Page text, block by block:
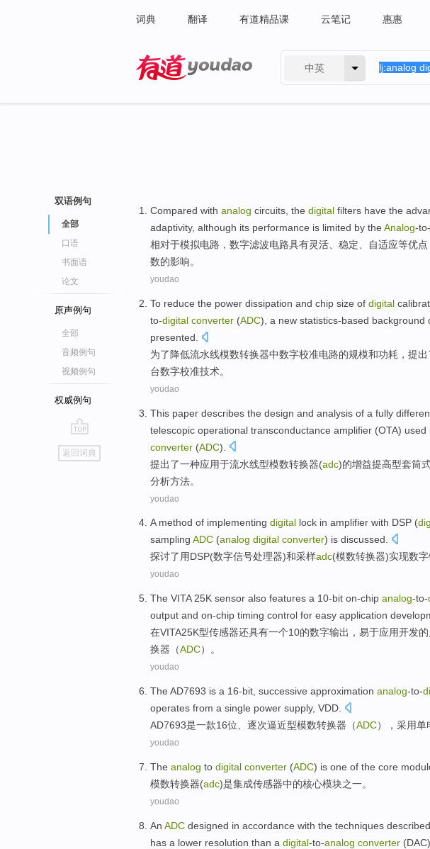
词典 翻译 有道精品课 云笔记 惠惠
中英
双语例句
全部
口语
书面语
论文
原声例句
全部
音频例句
视频例句
权威例句
go
top
返回词典
Compared with analog circuits , the digital filters have the
adaptivity, although its performance is limited by the Analog-to-
相对于模拟电路 ， 数字滤波电路具有灵活 稳定 、自适应等优点
数的影响。
youdao
To reduce the power dissipation and chip size of digital
to-digital converter (ADC), a new statistics-based background
presented
为了 降低流水线模数转换器中数字校准电路的规模和功耗 ， 提出
台数字校准技术。
youdao
This paper describes the design and analysis of a fully
telescopic operational transconductance amplifier (OTA) used
converter (ADC).
提出了一种应用于流水线型模数转换器(adc)的增益提高型套筒
分析方法。
youdao
A method of implementing digital lock in amplifier with DSP (
sampling ADC (analog digital converter) is discussed.
探讨了用DSP(数字信号处理器)和采样adc(模数转换器)实现数字
youdao
The VITA 25K sensor also features a 10-bit on-chip analog-to-
output and on-chip timing control for easy application
在VITA25K型传感器还具有一个10的数字输出 ， 易于应用开发的
换器 （ADC）。
youdao
The AD7693 is a 16-bit successive approximation analog-to-
operates from a single power supply, VDD
AD7693是一款16位 逐次逼近型模数转换器 （ADC），采用单
youdao
The analog to digital converter (ADC) is one of the core
模数转换器(adc)是集成传感器中的核心模块之一。
youdao
An ADC designed in accordance with the techniques described
has a lower resolution than a digital-to-analog converter (DAC)